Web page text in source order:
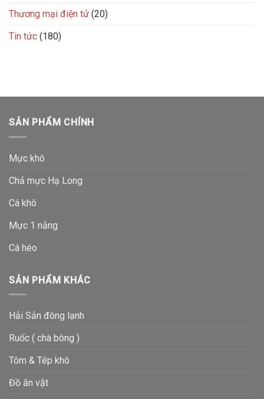
Thương mại điện tử (20)
Tin tức (180)
SẢN PHẨM CHÍNH
Mực khô
Chả mực Hạ Long
Cá khô
Mực 1 nắng
Cá héo
SẢN PHẨM KHÁC
Hải Sản đông lạnh
Ruốc ( chà bông )
Tôm & Tép khô
Đồ ăn vặt